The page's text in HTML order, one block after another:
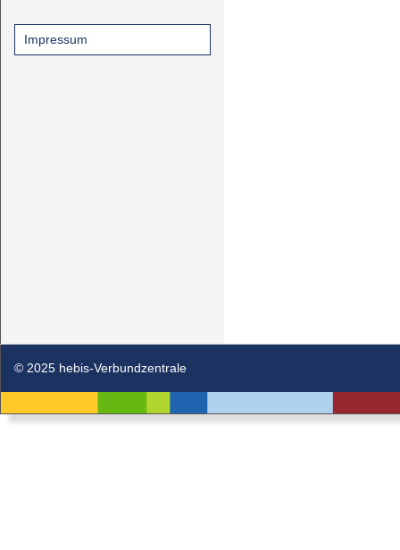
Impressum
© 2025 hebis-Verbundzentrale